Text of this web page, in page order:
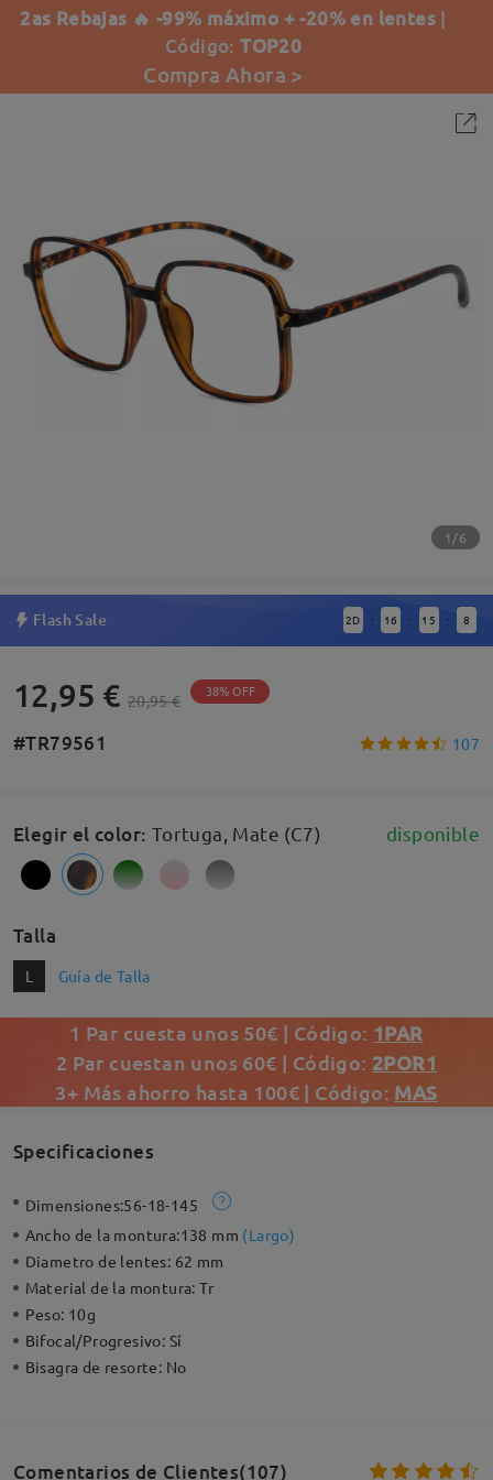
2as Rebajas 🔥 -99% máximo + -20% en lentes |
Código:TOP20
Compra Ahora >
1/6
Flash Sale 2D : 16 : 15 : 7
12,95 € 20,95 € 38% OFF
#TR79561 107
Elegir el color: Tortuga, Mate (C7) disponible
Talla
L Guía de Talla
1 Par cuesta unos 50€ | Código: 1PAR
2 Par cuestan unos 60€ | Código: 2POR1
3+ Más ahorro hasta 100€ | Código: MAS
Specificaciones
Dimensiones:56-18-145
Ancho de la montura:138 mm (Largo)
Diametro de lentes: 62 mm
Material de la montura:Tr
Peso: 10g
Bifocal/Progresivo: Sí
Bisagra de resorte: No
Comentarios de Clientes(107)